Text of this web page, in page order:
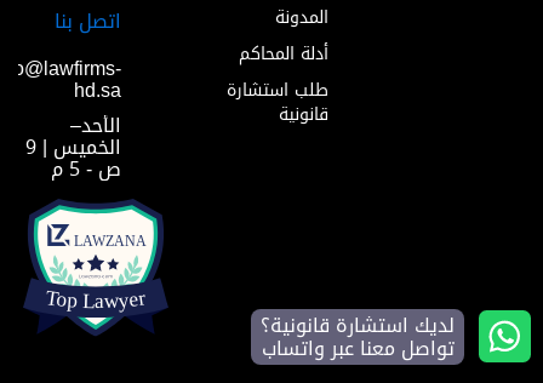
المدونة
أدلة المحاكم
طلب استشارة
قانونية
اتصل بنا
hd.sa
الأحد–
الخميس | 9
ص - 5 م
لديك استشارة قانونية؟
تواصل معنا عبر واتساب